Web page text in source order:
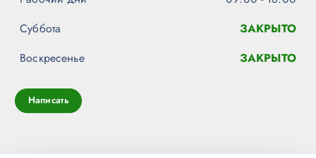
Суббота
ЗАКРЫТО
Воскресенье
ЗАКРЫТО
Написать